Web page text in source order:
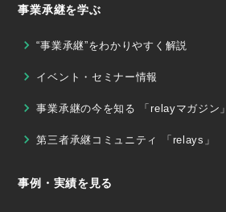
事業承継を学ぶ
“事業承継”をわかりやすく解説
イベント・セミナー情報
事業承継の今を知る 「relayマガジン」
第三者承継コミュニティ 「relays」
事例・実績を見る